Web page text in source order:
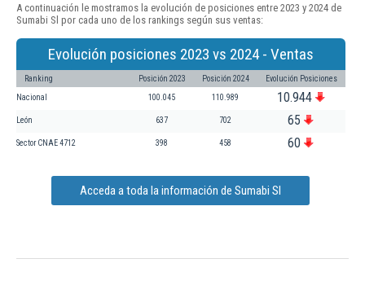
A continuación le mostramos la evolución de posiciones entre 2023 y 2024 de
Sumabi Sl por cada uno de los rankings según sus ventas:
Evolución posiciones 2023 vs 2024 - Ventas
Ranking Posición 2023 Posición 2024 Evolución Posiciones
Nacional 100.045 110.989 10.944
León 637 702 65
Sector CNAE 4712 398 458 60
Acceda a toda la información de Sumabi Sl